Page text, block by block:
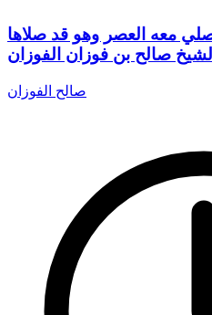
معه العصر وهو قد صلاها
صالح بن فوزان الفوزان
صالح الفوزان